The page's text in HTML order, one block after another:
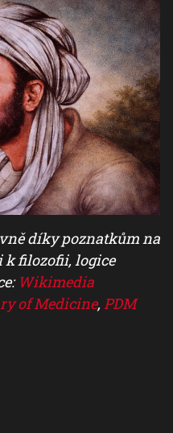
díky poznatkům na
filozofii, logice
Wikimedia
of Medicine,PDM